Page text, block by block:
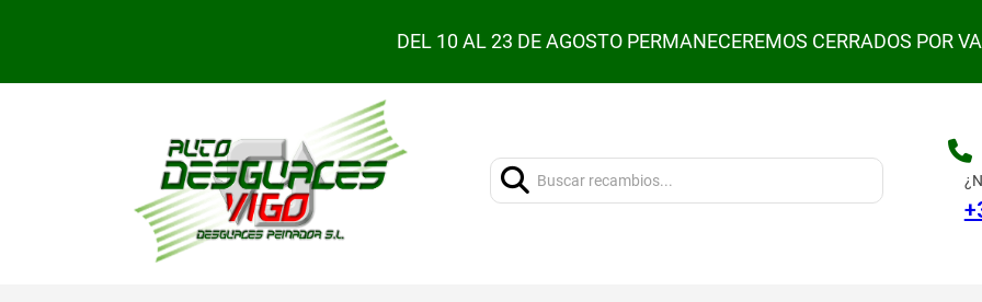
DEL 10 AL 23 DE AGOSTO PERMANECEREMOS CERRADOS POR
Buscar: